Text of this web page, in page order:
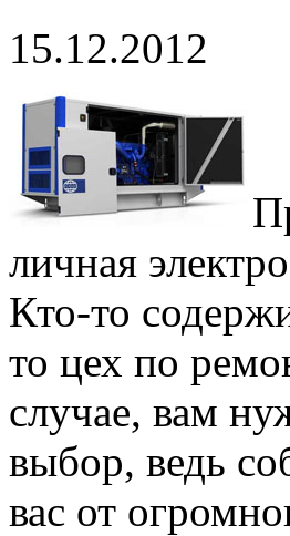
15.12.2012
личная
Кто-то
то цех по
случае, вам
выбор, ведь
вас от